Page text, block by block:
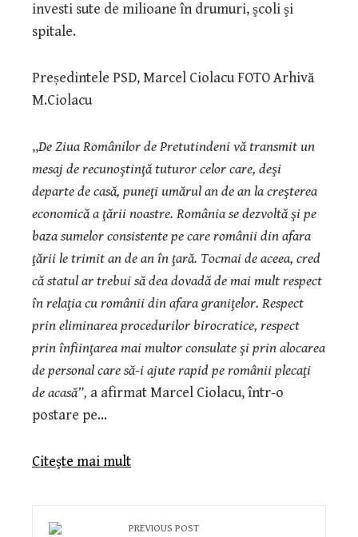
investi sute de milioane în drumuri, şcoli şi
spitale.
Președintele PSD, Marcel Ciolacu FOTO Arhivă
M.Ciolacu
„De Ziua Românilor de Pretutindeni vă transmit un
mesaj de recunoştinţă tuturor celor care, deşi
departe de casă, puneţi umărul an de an la creşterea
economică a ţării noastre. România se dezvoltă şi pe
baza sumelor consistente pe care românii din afara
ţării le trimit an de an în ţară. Tocmai de aceea, cred
că statul ar trebui să dea dovadă de mai mult respect
în relaţia cu românii din afara graniţelor. Respect
prin eliminarea procedurilor birocratice, respect
prin înfiinţarea mai multor consulate şi prin alocarea
de personal care să-i ajute rapid pe românii plecaţi
de acasă”, a afirmat Marcel Ciolacu, într-o
postare pe…
Citeşte mai mult
PREVIOUS POST